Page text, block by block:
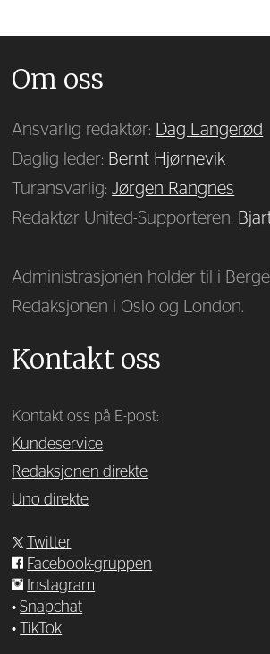
Om oss
Ansvarlig redaktør: Dag Langerød
Daglig leder: Bernt Hjørnevik
Turansvarlig:Jørgen Rangnes
Redaktør United-Supporteren:
Administrasjonen holder til i
Redaksjonen i Oslo og London.
Kontakt oss
Kontakt oss på E-post:
Kundeservice
Redaksjonen direkte
Uno direkte
Twitter
Facebook-gruppen
Instagram
•Snapchat
•
TikTok